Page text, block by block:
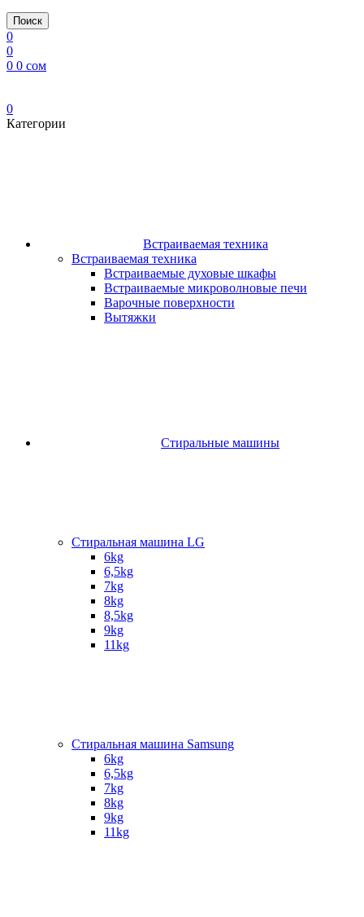
Поиск
0
0
0 0 сом
0
Категории
Встраиваемая техника
Встраиваемая техника
Встраиваемые духовые шкафы​
Встраиваемые микроволновые печи​
Варочные поверхности​
Вытяжки
Стиральные машины
Стиральная машина LG
6kg
6,5kg
7kg
8kg
8,5kg
9kg
11kg
Стиральная машина Samsung
6kg
6,5kg
7kg
8kg
9kg
11kg